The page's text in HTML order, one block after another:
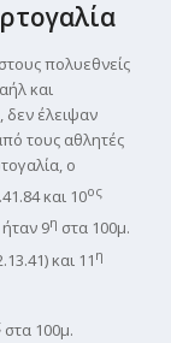
πολυεθνείς
και
έλειψαν
τους αθλητές
ο
και 10ος
9η στα 100μ.
και 11 η
στα 100μ.